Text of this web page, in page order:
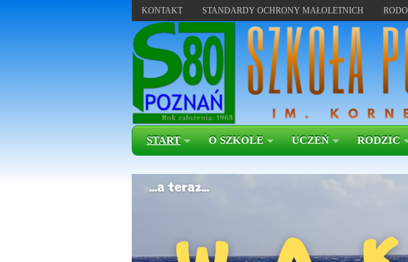
KONTAKT STANDARDY OCHRONY MAŁOLETNICH RODO
START O SZKOLE UCZEŃ RODZIC